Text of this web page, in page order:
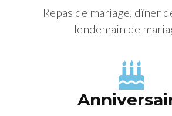
Repas de mariage, dîner
lendemain de